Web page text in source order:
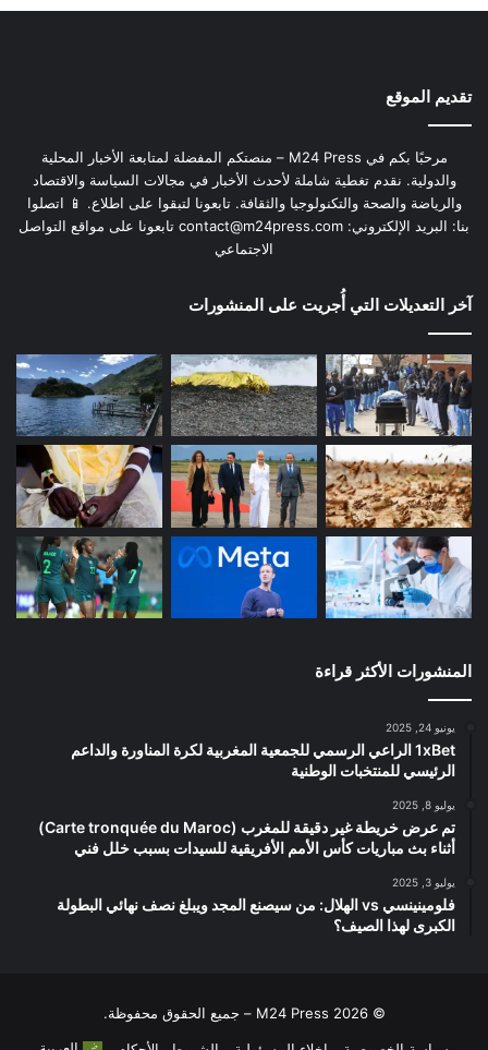
تقديم الموقع
مرحبًا بكم في M24 Press – منصتكم المفضلة لمتابعة الأخبار المحلية
والدولية. نقدم تغطية شاملة لأحدث الأخبار في مجالات السياسة والاقتصاد
والرياضة والصحة والتكنولوجيا والثقافة. تابعونا لتبقوا على اطلاع. 📱 اتصلوا
بنا: البريد الإلكتروني: contact@m24press.com تابعونا على مواقع التواصل
الاجتماعي
آخر التعديلات التي أُجريت على المنشورات
المنشورات الأكثر قراءة
يونيو 24, 2025
1xBet الراعي الرسمي للجمعية المغربية لكرة المناورة والداعم
الرئيسي للمنتخبات الوطنية
يوليو 8, 2025
تم عرض خريطة غير دقيقة للمغرب (Carte tronquée du Maroc)
أثناء بث مباريات كأس الأمم الأفريقية للسيدات بسبب خلل فني
يوليو 3, 2025
فلومينينسي vs الهلال: من سيصنع المجد ويبلغ نصف نهائي البطولة
الكبرى لهذا الصيف؟
© 2026 M24 Press – جميع الحقوق محفوظة.